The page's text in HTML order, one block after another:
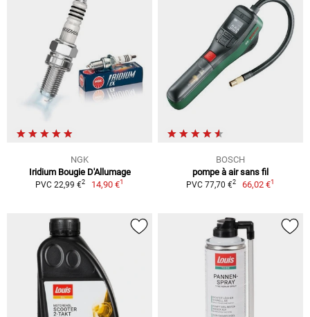
NGK
Iridium Bougie D'Allumage
PVC 22,99 €2 14,90 €1
BOSCH
pompe à air sans fil
PVC 77,70 €2 66,02 €1